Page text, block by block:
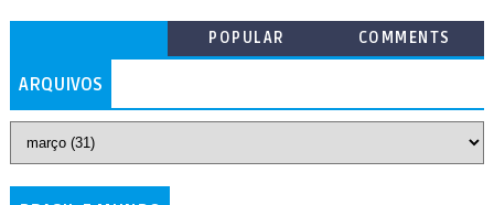
POPULAR COMMENTS
ARQUIVOS